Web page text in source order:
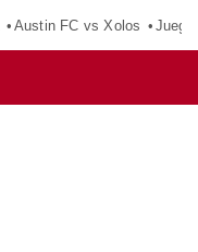
Austin FC vs Xolos